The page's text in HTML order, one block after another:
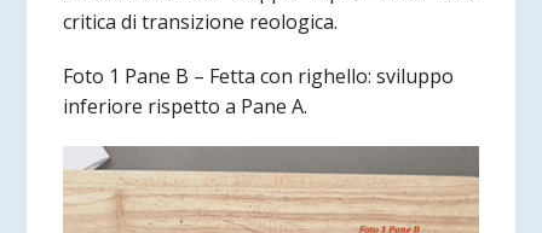
critica di transizione reologica.
Foto 1 Pane B – Fetta con righello: sviluppo
inferiore rispetto a Pane A.